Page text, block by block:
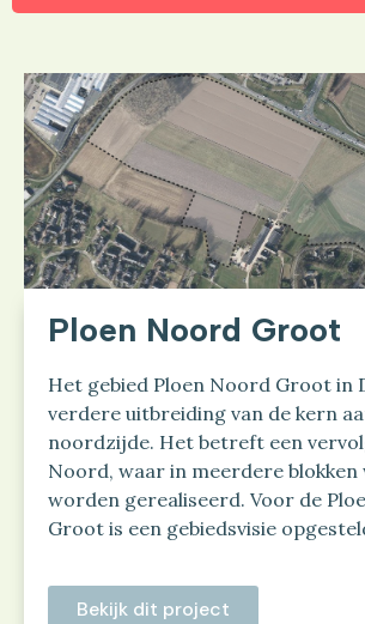
Ploen Noord Groot
Het gebied Ploen Noord Groot in
verdere uitbreiding van de kern
noordzijde. Het betreft een
Noord, waar in meerdere blokken
worden gerealiseerd. Voor de
Groot is een gebiedsvisie
Bekijk dit project